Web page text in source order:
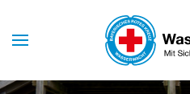
Skip to main content